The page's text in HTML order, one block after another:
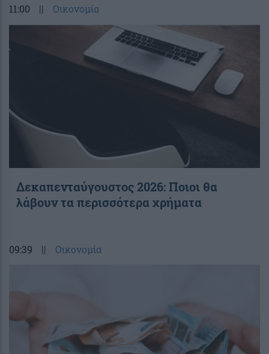
11:00 || Οικονομία
Δεκαπενταύγουστος 2026: Ποιοι θα
λάβουν τα περισσότερα χρήματα
09:39 || Οικονομία